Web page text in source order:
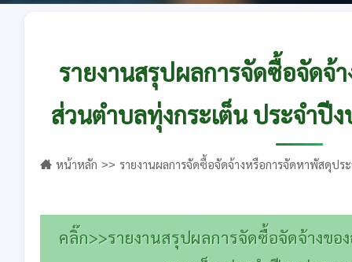
รายงานสรุปผลการจัดซื้อจัดจ้
ส่วนตำบลทุ่งกระเต็น ประจำปี
หน้าหลัก
รายงานผลการจัดซื้อจัดจ้างหรือการจัดหาพัสดุปร
คลิ๊ก>>รายงานสรุปผลการจัดซื้อจัดจ้างขอ